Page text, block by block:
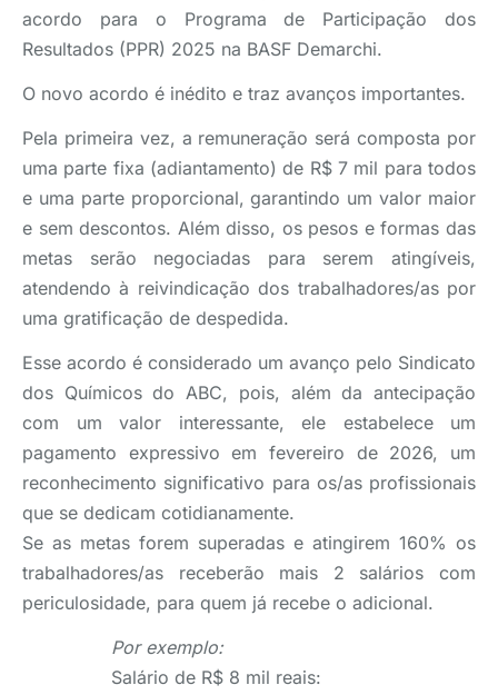
acordo para o Programa de Participação dos
Resultados (PPR) 2025 na BASF Demarchi.
O novo acordo é inédito e traz avanços importantes.
Pela primeira vez, a remuneração será composta por
uma parte fixa (adiantamento) de R$ 7 mil para todos
e uma parte proporcional, garantindo um valor maior
e sem descontos. Além disso, os pesos e formas das
metas serão negociadas para serem atingíveis,
atendendo à reivindicação dos trabalhadores/as por
uma gratificação de despedida.
Esse acordo é considerado um avanço pelo Sindicato
dos Químicos do ABC, pois, além da antecipação
com um valor interessante, ele estabelece um
pagamento expressivo em fevereiro de 2026, um
reconhecimento significativo para os/as profissionais
que se dedicam cotidianamente.
Se as metas forem superadas e atingirem 160% os
trabalhadores/as receberão mais 2 salários com
periculosidade, para quem já recebe o adicional.
Por exemplo:
Salário de R$ 8 mil reais: